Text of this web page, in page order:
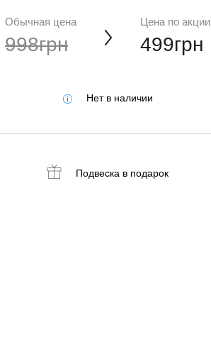
Обычная цена
998грн
Цена по акции
499грн
Нет в наличии
Подвеска в подарок